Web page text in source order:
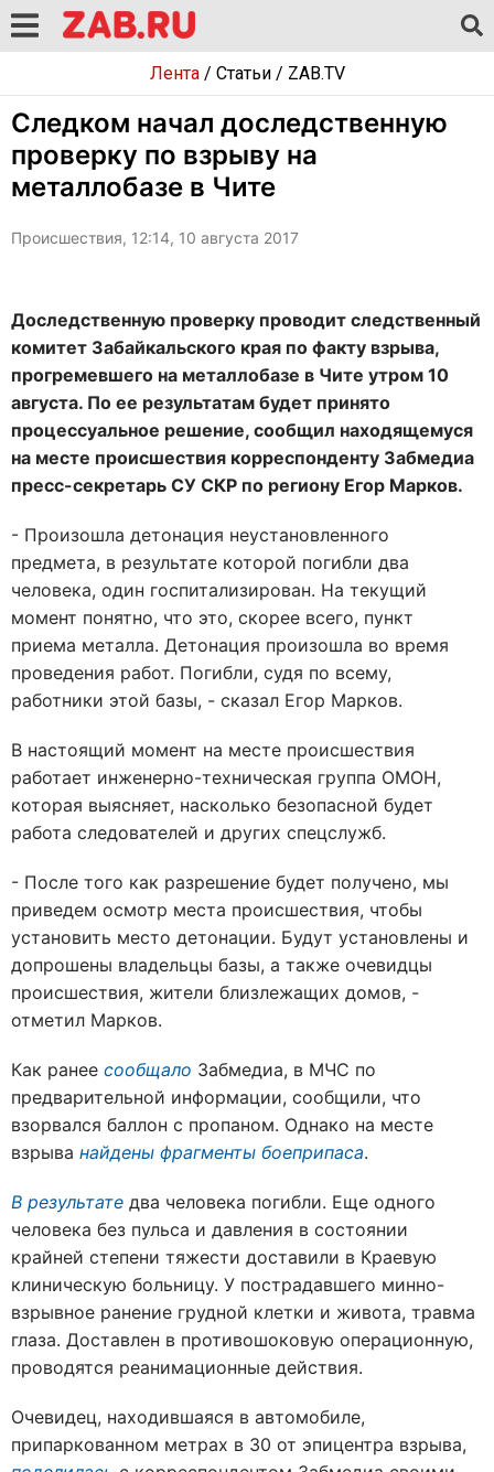
Лента/ Статьи/ ZAB.TV
Следком начал доследственную
проверку по взрыву на
металлобазе в Чите
Происшествия, 12:14, 10 августа 2017
Доследственную проверку проводит следственный
комитет Забайкальского края по факту взрыва,
прогремевшего на металлобазе в Чите утром 10
августа. По ее результатам будет принято
процессуальное решение, сообщил находящемуся
на месте происшествия корреспонденту Забмедиа
пресс-секретарь СУ СКР по региону Егор Марков.
- Произошла детонация неустановленного
предмета, в результате которой погибли два
человека, один госпитализирован. На текущий
момент понятно, что это, скорее всего, пункт
приема металла. Детонация произошла во время
проведения работ. Погибли, судя по всему,
работники этой базы, - сказал Егор Марков.
В настоящий момент на месте происшествия
работает инженерно-техническая группа ОМОН,
которая выясняет, насколько безопасной будет
работа следователей и других спецслужб.
- После того как разрешение будет получено, мы
приведем осмотр места происшествия, чтобы
установить место детонации. Будут установлены и
допрошены владельцы базы, а также очевидцы
происшествия, жители близлежащих домов, -
отметил Марков.
Как ранее сообщало Забмедиа, в МЧС по
предварительной информации, сообщили, что
взорвался баллон с пропаном. Однако на месте
взрыва найдены фрагменты боеприпаса.
В результате два человека погибли. Еще одного
человека без пульса и давления в состоянии
крайней степени тяжести доставили в Краевую
клиническую больницу. У пострадавшего минно-
взрывное ранение грудной клетки и живота, травма
глаза. Доставлен в противошоковую операционную,
проводятся реанимационные действия.
Очевидец, находившаяся в автомобиле,
припаркованном метрах в 30 от эпицентра взрыва,